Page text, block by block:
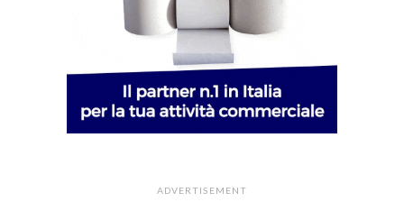
ADVERTISEMENT